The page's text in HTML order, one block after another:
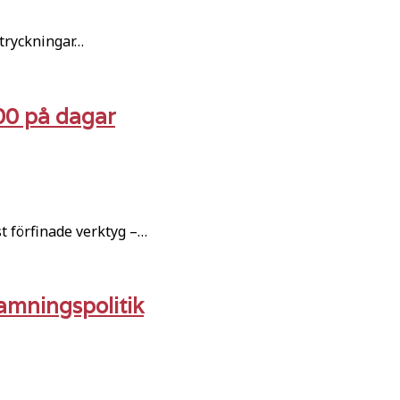
på dagar
förfinade verktyg –…